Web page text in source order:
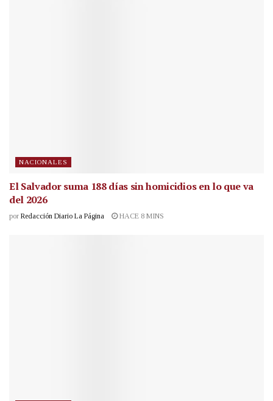
NACIONALES
El Salvador suma 188 días sin homicidios en lo que va
del 2026
por Redacción Diario La Página HACE 8 MINS